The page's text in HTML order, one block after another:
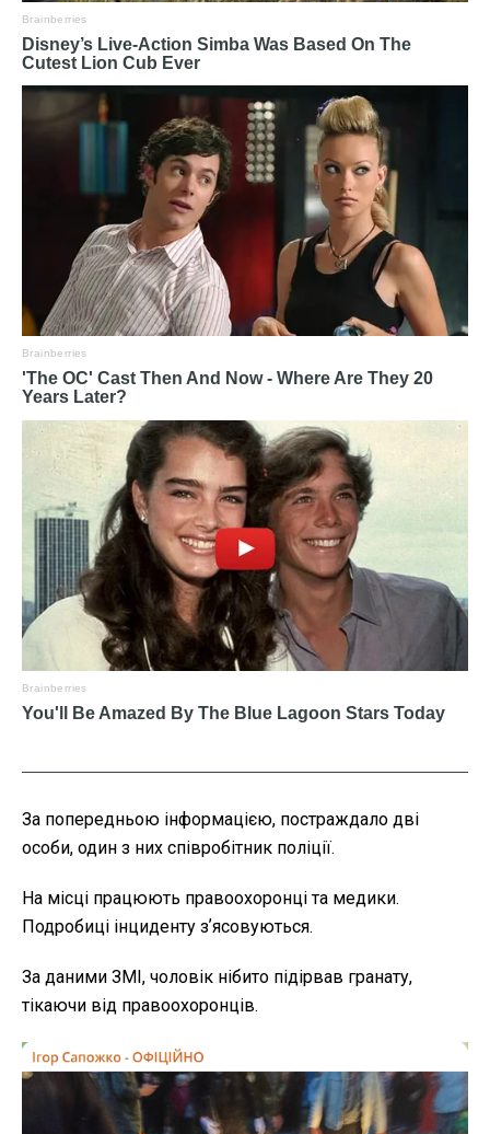
За попередньою інформацією, постраждало дві
особи, один з них співробітник поліції.
На місці працюють правоохоронці та медики.
Подробиці інциденту зʼясовуються.
За даними ЗМІ, чоловік нібито підірвав гранату,
тікаючи від правоохоронців.